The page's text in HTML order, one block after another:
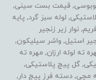
اتوبوسی, قیمت بست سینی,
لوله سبز گرد, پایه
نوار زیر زنجیر
استیل, واشر سیلیکون,
لوله ارزان, مهره ته
گل پیچ پلاستیکی,
مچی, دسته فرز پیچ دار,